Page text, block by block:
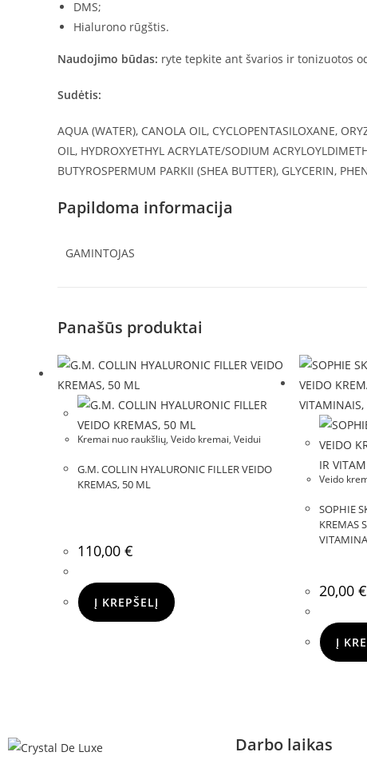
DMS;
Hialurono rūgštis.
Naudojimo būdas: ryte tepkite ant švarios ir tonizuotos
Sudėtis:
AQUA (WATER), CANOLA OIL, CYCLOPENTASILOXANE,
OIL, HYDROXYETHYL ACRYLATE/SODIUM
BUTYROSPERMUM PARKII (SHEA BUTTER), GLYCERIN,
Papildoma informacija
GAMINTOJAS
Panašūs produktai
Kremai nuo raukšlių, Veido kremai, Veidui
G.M. COLLIN HYALURONIC FILLER VEIDO
KREMAS, 50 ML
110,00 €
Į KREPŠELĮ
Veido
SOPHIE
KREMAS
20,00€
Į
Darbo laikas